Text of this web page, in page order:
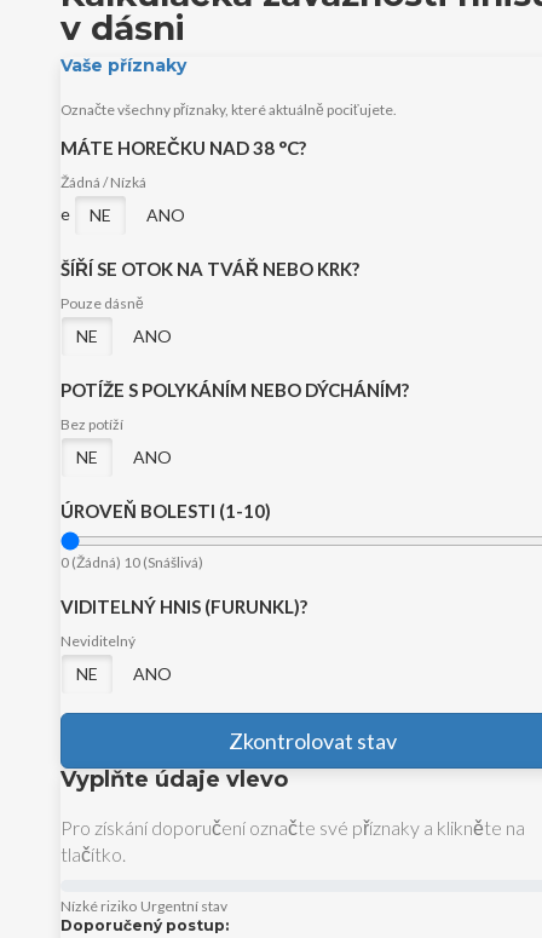
v dásni
Vaše příznaky
Označte všechny příznaky, které aktuálně pociťujete.
MÁTE HOREČKU NAD 38 °C?
Žádná / Nízká
e NE ANO
ŠÍŘÍ SE OTOK NA TVÁŘ NEBO KRK?
Pouze dásně
NE ANO
POTÍŽE S POLYKÁNÍM NEBO DÝCHÁNÍM?
Bez potíží
NE ANO
ÚROVEŇ BOLESTI (1-10)
0 (Žádná) 10 (Snášlivá)
VIDITELNÝ HNIS (FURUNKL)?
Neviditelný
NE ANO
Zkontrolovat stav
Vyplňte údaje vlevo
Pro získání doporučení označte své příznaky a klikněte na
tlačítko.
Nízké riziko Urgentní stav
Doporučený postup: